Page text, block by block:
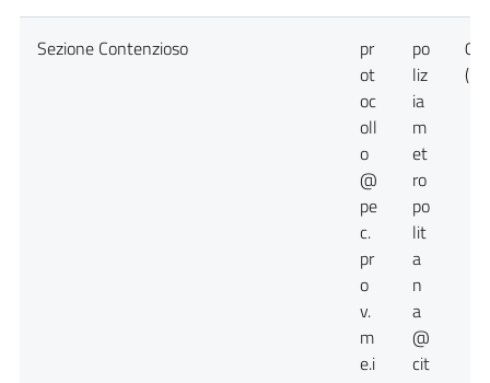
Sezione Contenzioso
pr
ot
oc
oll
o
@
pe
c.
pr
o
v.
m
e.i
po
liz
ia
m
et
ro
po
lit
a
n
a
@
cit